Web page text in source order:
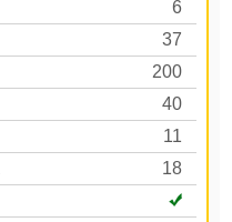
6
37
200
40
11
18